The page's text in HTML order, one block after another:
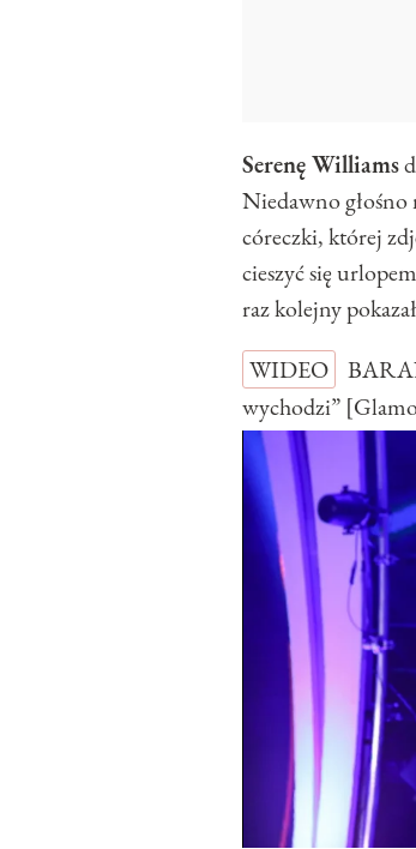
Serenę Williams
Niedawno głośno
córeczki, której
cieszyć się
raz kolejny
WIDEO
wychodzi”